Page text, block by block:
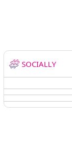
SOCIALLY